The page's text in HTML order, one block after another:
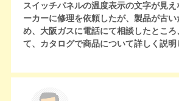
スイッチパネルの温度表示の文字が見え
ーカーに修理を依頼したが、製品が古
め、大阪ガスに電話にて相談したところ
て、カタログで商品について詳しく説明